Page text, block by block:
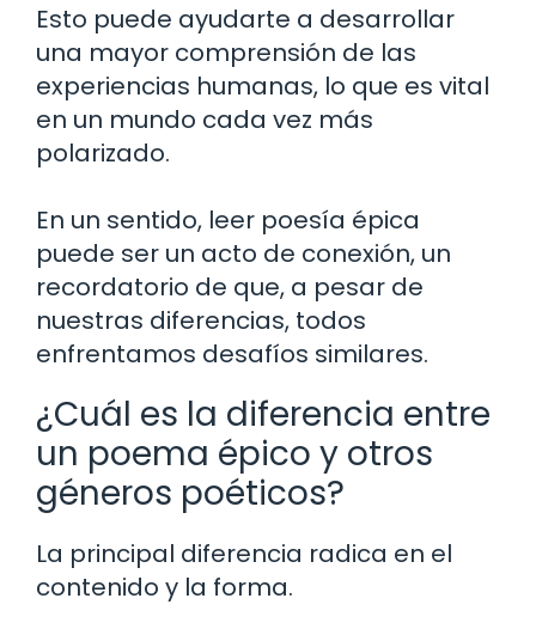
Esto puede ayudarte a desarrollar
una mayor comprensión de las
experiencias humanas, lo que es vital
en un mundo cada vez más
polarizado.
En un sentido, leer poesía épica
puede ser un acto de conexión, un
recordatorio de que, a pesar de
nuestras diferencias, todos
enfrentamos desafíos similares.
¿Cuál es la diferencia entre
un poema épico y otros
géneros poéticos?
La principal diferencia radica en el
contenido y la forma.